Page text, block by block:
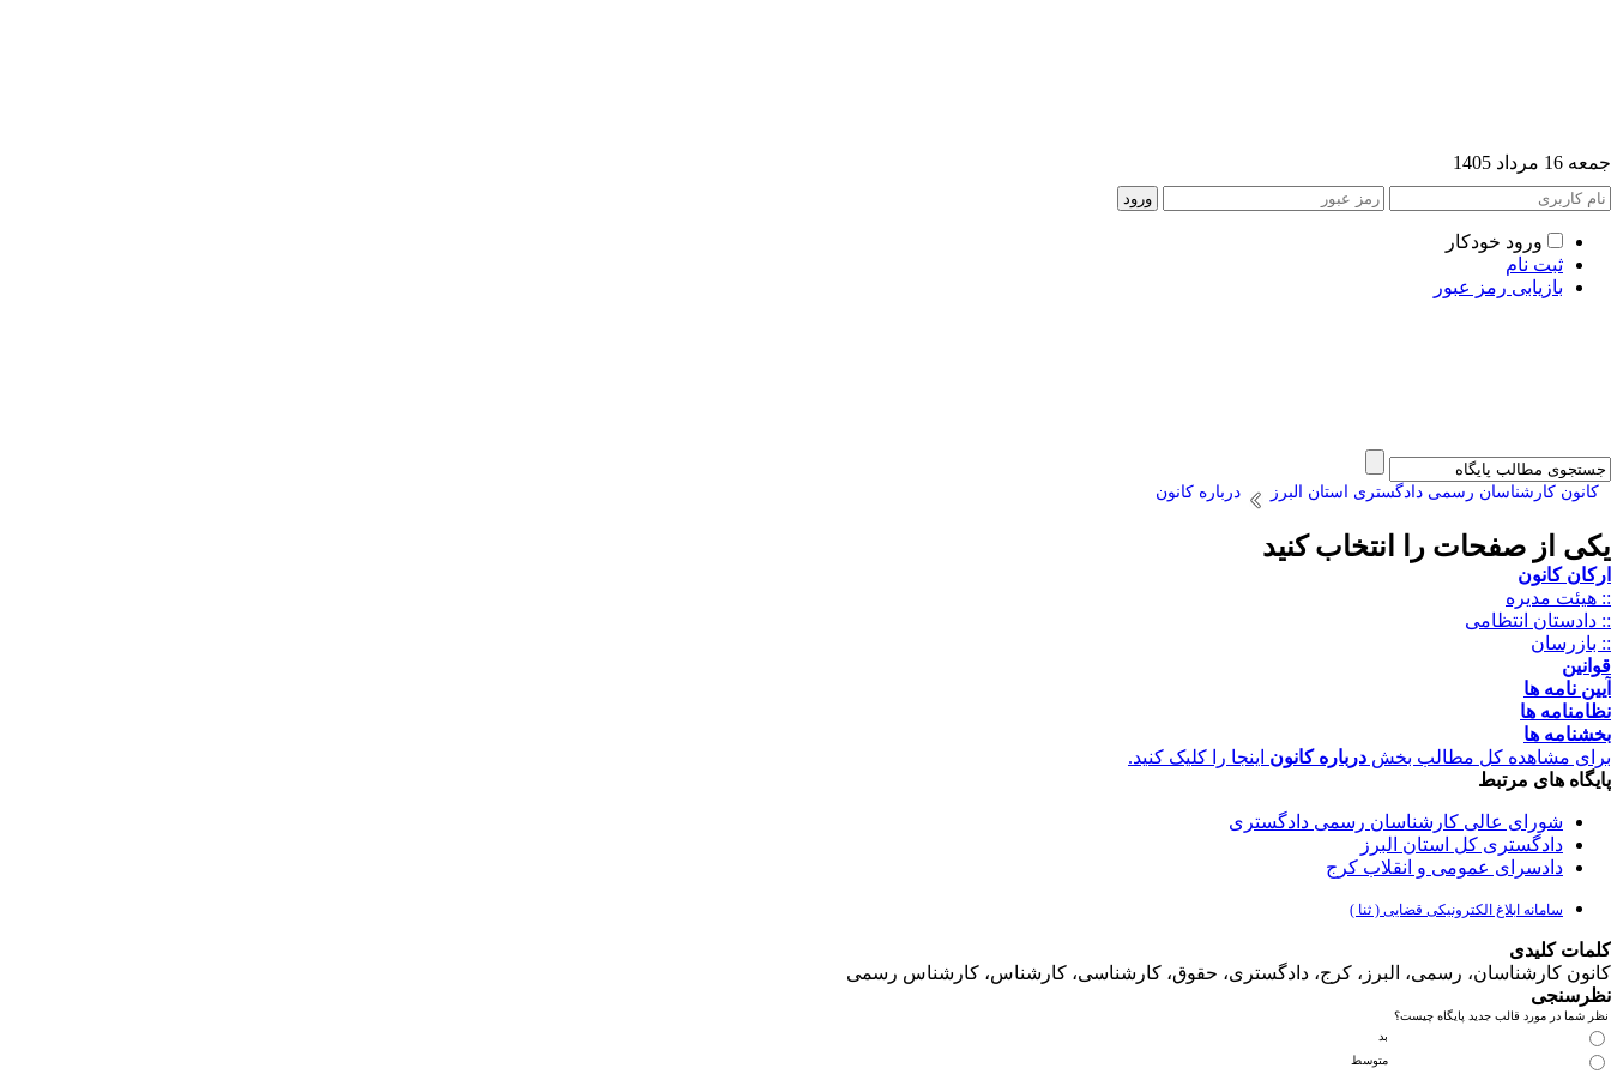
جمعه 16 مرداد 1405
ورود خودکار
ثبت نام
بازیابی رمز عبور
کانون کارشناسان رسمی دادگستری استان البرز درباره کانون
یکی از صفحات را انتخاب کنید
ارکان کانون
:: هیئت مدیره
:: دادستان انتظامی
:: بازرسان
قوانین
آیین نامه ها
نظامنامه ها
بخشنامه ها
برای مشاهده کل مطالب بخش درباره کانون اینجا را کلیک کنید.
پایگاه های مرتبط
شورای عالی کارشناسان رسمی دادگستری
دادگستری کل استان البرز
دادسرای عمومی و انقلاب کرج
سامانه ابلاغ الکترونیکی قضایی ( ثنا )
کلمات کلیدی
کانون کارشناسان، رسمی، البرز، کرج، دادگستری، حقوق، کارشناسی، کارشناس، کارشناس رسمی
نظرسنجی
نظر شما در مورد قالب جدید پایگاه چیست؟
بد
متوسط